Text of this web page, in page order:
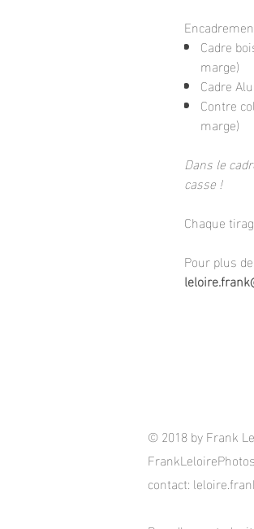
Cadre
marge)
Cadre
Contre
marge)
Dans le
casse !
Chaque
Pour plus
© 2018 by Frank
FrankLeloirePhotos
contact: